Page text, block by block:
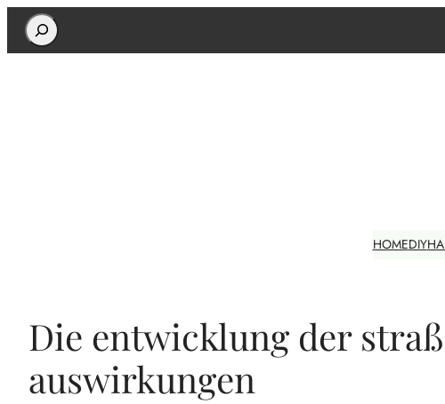
Search
HOMEDIY
Die entwicklung der
auswirkungen